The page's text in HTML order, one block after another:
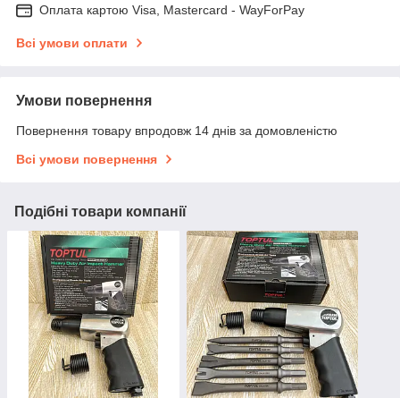
Оплата картою Visa, Mastercard - WayForPay
Всі умови оплати
Умови повернення
Повернення товару впродовж 14 днів за домовленістю
Всі умови повернення
Подібні товари компанії